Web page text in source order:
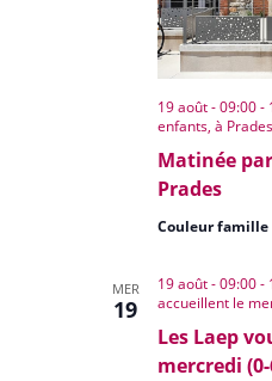
Matinée
Prades
19 août - 09:00-
enfants, à Prades
Couleur famille
MER
19
Les Laep
mercredi
19 août - 09:00-
accueillent le